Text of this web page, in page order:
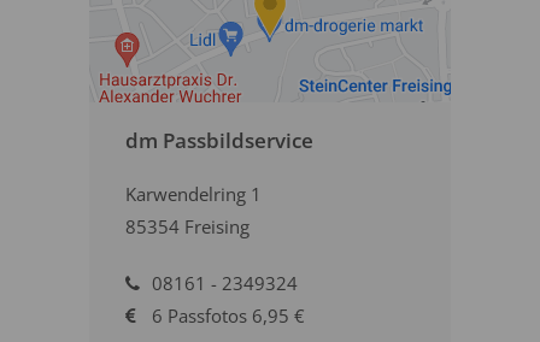
dm Passbildservice
Karwendelring 1
85354 Freising
08161 - 2349324
6 Passfotos 6,95 €